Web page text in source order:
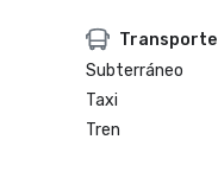
Transporte
Subterráneo
Taxi
Tren